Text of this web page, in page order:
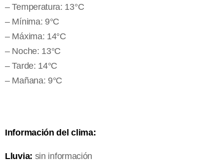
– Temperatura: 13°C
– Mínima: 9°C
– Máxima: 14°C
– Noche: 13°C
– Tarde: 14°C
– Mañana: 9°C
Información del clima:
Lluvia: sin información